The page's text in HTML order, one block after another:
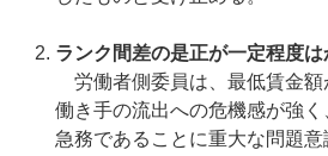
ランク間差の是正が一定程度は
労働者側委員は、最低賃金額
働き手の流出への危機感が強
急務であることに重大な問題